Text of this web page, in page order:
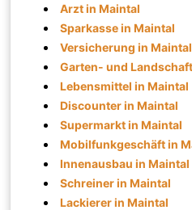
Arzt in Maintal
Sparkasse in Maintal
Versicherung in Maintal
Garten- und
Lebensmittel in Maintal
Discounter in Maintal
Supermarkt in Maintal
Mobilfunkgeschäft in
Innenausbau in Maintal
Schreiner in Maintal
Lackierer in Maintal